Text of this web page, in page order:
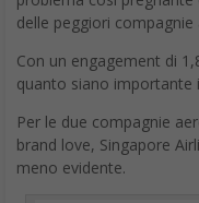
Con un engagement di
Per le due compagnie
meno evidente.